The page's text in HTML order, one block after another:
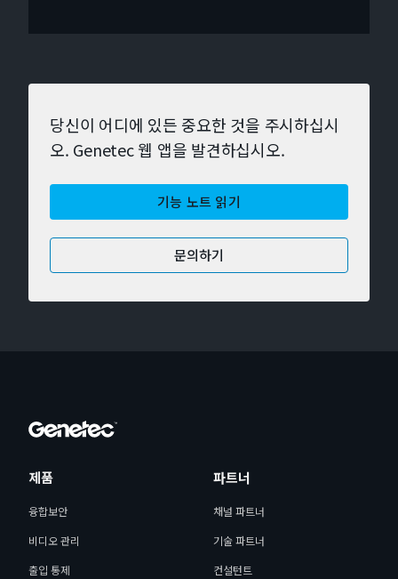
당신이 어디에 있든 중요한 것을 주시하십시
오. Genetec 웹 앱을 발견하십시오.
기능 노트 읽기
문의하기
제품
융합보안
비디오 관리
출입 통제
파트너
채널 파트너
기술 파트너
컨설턴트